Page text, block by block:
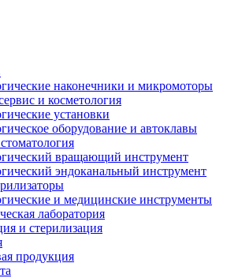
наконечники и микромоторы
и косметология
установки
оборудование и автоклавы
вращающий инструмент
эндоканальный инструмент
и медицинские инструменты
лаборатория
и стерилизация
продукция